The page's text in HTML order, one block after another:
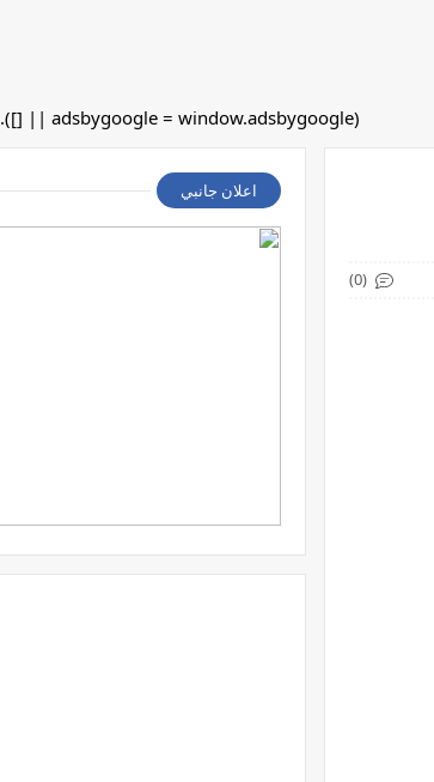
(adsbygoogle = window.adsbygoogle || []).push({});
(0)
اعلان جانبي